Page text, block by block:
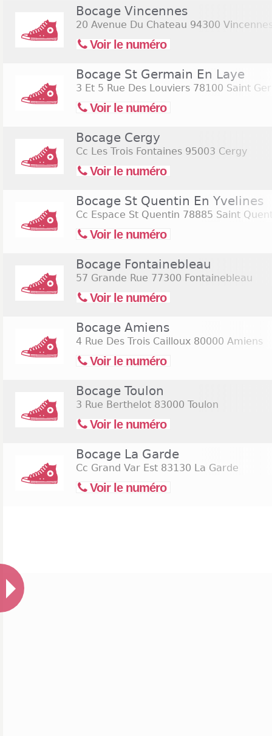
soixantaine de points de vente éparpillés à
françaises. Ces magasins ouvrent leurs portes en
9h30 à 19h. Certains points de vente ont
la semaine durant toute l'année. Ces
à 13h. Cliquez sur le lien suivant pour rechercher
le samedi 15 août 2026(Assomption)
Bocage Vincennes
20 Avenue Du Chateau 94300
Voir le numéro
Bocage St Germain En Laye
3 Et 5 Rue Des Louviers 78100 Saint
Voir le numéro
Bocage Cergy
Cc Les Trois Fontaines 95003 Cergy
Voir le numéro
Bocage St Quentin En Yvelines
Cc Espace St Quentin 78885 Saint
Voir le numéro
Bocage Fontainebleau
57 Grande Rue 77300 Fontainebleau
Voir le numéro
Bocage Amiens
4 Rue Des Trois Cailloux 80000 Amiens
Voir le numéro
Bocage Toulon
3 Rue Berthelot 83000 Toulon
Voir le numéro
Bocage La Garde
Cc Grand Var Est 83130 La Garde
Voir le numéro